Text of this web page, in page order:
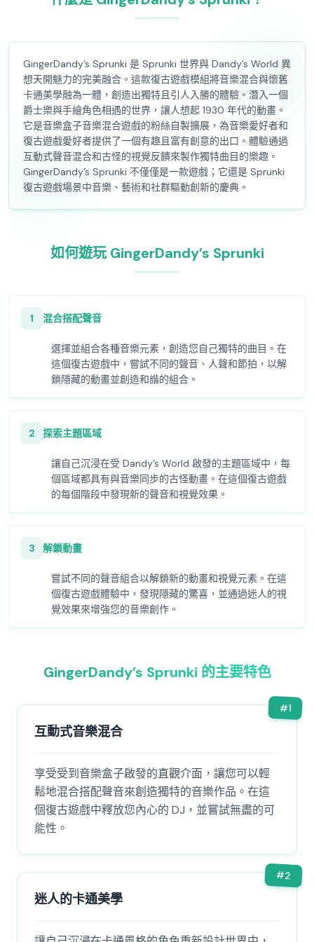
GingerDandy’s Sprunki 是 Sprunki 世界與 Dandy’s World 異
想天開魅力的完美融合。這款復古遊戲模組將音樂混合與懷舊
卡通美學融為一體，創造出獨特且引人入勝的體驗。潛入一個
爵士樂與手繪角色相遇的世界，讓人想起 1930 年代的動畫。
它是音樂盒子音樂混合遊戲的粉絲自製擴展，為音樂愛好者和
復古遊戲愛好者提供了一個有趣且富有創意的出口。體驗通過
互動式聲音混合和古怪的視覺反饋來製作獨特曲目的樂趣。
GingerDandy’s Sprunki 不僅僅是一款遊戲；它還是 Sprunki
復古遊戲場景中音樂、藝術和社群驅動創新的慶典。
如何遊玩 GingerDandy’s Sprunki
1 混合搭配聲音
選擇並組合各種音樂元素，創造您自己獨特的曲目。在
這個復古遊戲中，嘗試不同的聲音、人聲和節拍，以解
鎖隱藏的動畫並創造和諧的組合。
2 探索主題區域
讓自己沉浸在受 Dandy’s World 啟發的主題區域中，每
個區域都具有與音樂同步的古怪動畫。在這個復古遊戲
的每個階段中發現新的聲音和視覺效果。
3 解鎖動畫
嘗試不同的聲音組合以解鎖新的動畫和視覺元素。在這
個復古遊戲體驗中，發現隱藏的驚喜，並通過迷人的視
覺效果來增強您的音樂創作。
GingerDandy’s Sprunki 的主要特色
#1
互動式音樂混合
享受受到音樂盒子啟發的直觀介面，讓您可以輕
鬆地混合搭配聲音來創造獨特的音樂作品。在這
個復古遊戲中釋放您內心的 DJ，並嘗試無盡的可
能性。
#2
迷人的卡通美學